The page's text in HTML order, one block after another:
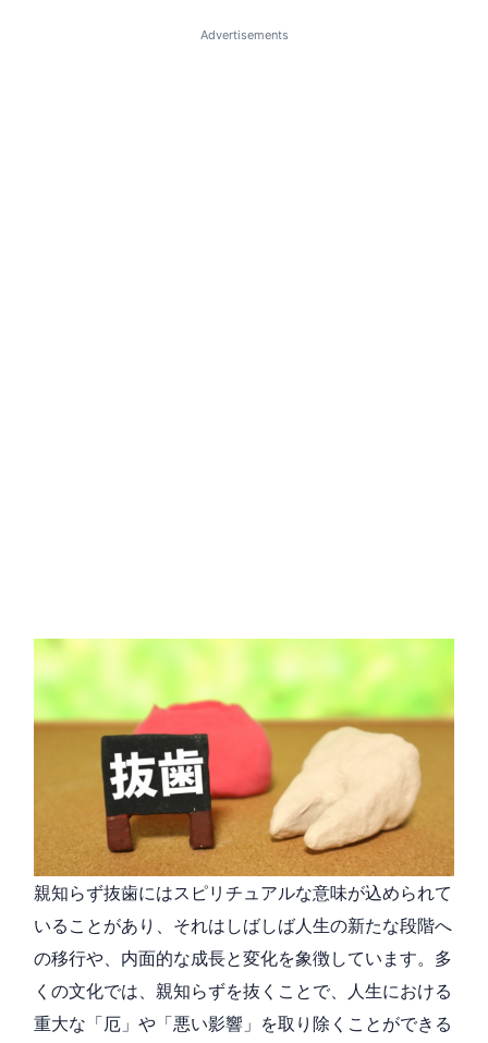
Advertisements
親知らず抜歯にはスピリチュアルな意味が込められて
いることがあり、それはしばしば人生の新たな段階へ
の移行や、内面的な成長と変化を象徴しています。多
くの文化では、親知らずを抜くことで、人生における
重大な「厄」や「悪い影響」を取り除くことができる